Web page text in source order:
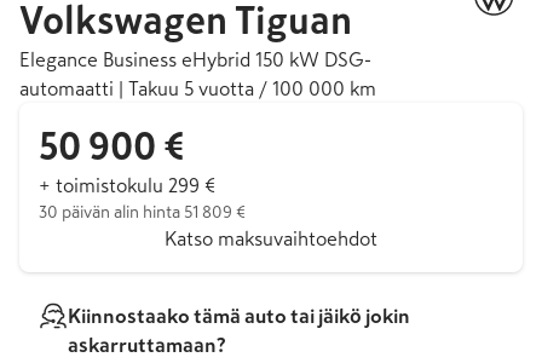
Volkswagen Tiguan
Elegance Business eHybrid 150 kW DSG-
automaatti | Takuu 5 vuotta / 100 000 km
50 900 €
+ toimistokulu 299 €
30 päivän alin hinta 51 809 €
Katso maksuvaihtoehdot
Kiinnostaako tämä auto tai jäikö jokin
askarruttamaan?